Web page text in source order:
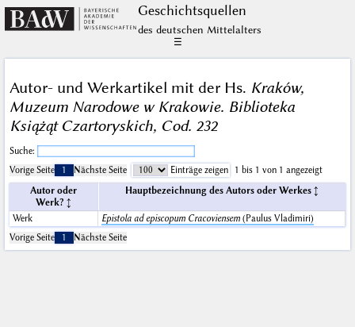
Geschichts­quellen
des deutschen Mittelalters
☰
Autor- und Werkartikel mit der Hs. Kraków,
Muzeum Narodowe w Krakowie. Biblioteka
Książąt Czartoryskich, Cod. 232
Suche:
Vorige Seite
1 Nächste Seite Einträge zeigen
1 bis 1 von 1 angezeigt
Autor oder
Werk?
Hauptbezeichnung des Autors oder Werkes
Werk Epistola ad episcopum Cracoviensem(Paulus Vladimiri)
Vorige Seite
1 Nächste Seite